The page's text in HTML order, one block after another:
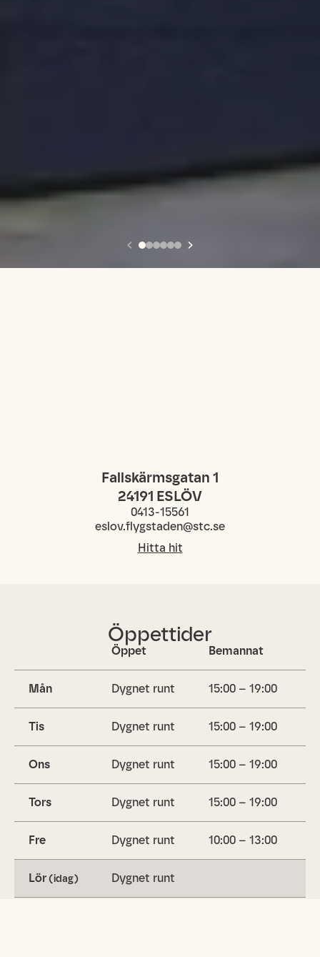
Fallskärmsgatan 1
24191 ESLÖV
0413-15561
eslov.flygstaden@stc.se
Hitta hit
Öppettider
Öppet Bemannat
Mån Dygnet runt 15:00 – 19:00
Tis Dygnet runt 15:00 – 19:00
Ons Dygnet runt 15:00 – 19:00
Tors Dygnet runt 15:00 – 19:00
Fre Dygnet runt 10:00 – 13:00
Lör(idag) Dygnet runt